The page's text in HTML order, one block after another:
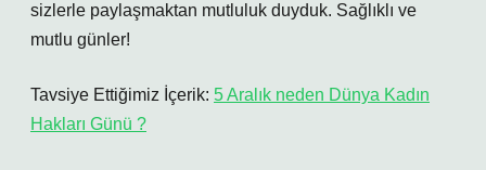
sizlerle paylaşmaktan mutluluk duyduk. Sağlıklı ve
mutlu günler!
Tavsiye Ettiğimiz İçerik: 5 Aralık neden Dünya Kadın
Hakları Günü ?